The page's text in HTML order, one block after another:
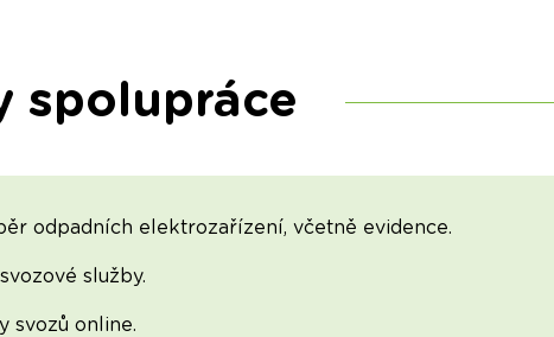
spolupráce
odpadních elektrozařízení, včetně evidence.
služby.
svozů online.